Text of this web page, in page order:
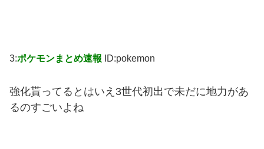
3:ポケモンまとめ速報 ID:pokemon
強化貰ってるとはいえ3世代初出で未だに地力があ
るのすごいよね